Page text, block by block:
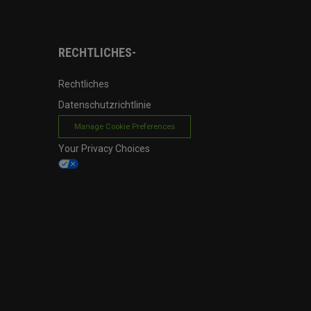
RECHTLICHES-
Rechtliches
Datenschutzrichtlinie
Manage Cookie Preferences
Your Privacy Choices